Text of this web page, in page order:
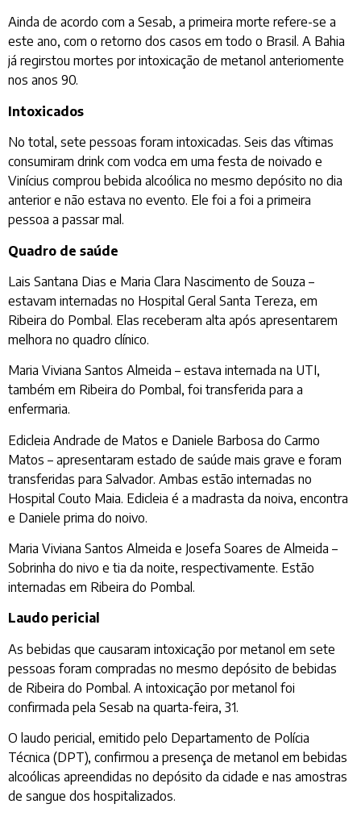
Ainda de acordo com a Sesab, a primeira morte refere-se a
este ano, com o retorno dos casos em todo o Brasil. A Bahia
já regirstou mortes por intoxicação de metanol anteriomente
nos anos 90.
Intoxicados
No total, sete pessoas foram intoxicadas. Seis das vítimas
consumiram drink com vodca em uma festa de noivado e
Vinícius comprou bebida alcoólica no mesmo depósito no dia
anterior e não estava no evento. Ele foi a foi a primeira
pessoa a passar mal.
Quadro de saúde
Lais Santana Dias e Maria Clara Nascimento de Souza –
estavam internadas no Hospital Geral Santa Tereza, em
Ribeira do Pombal. Elas receberam alta após apresentarem
melhora no quadro clínico.
Maria Viviana Santos Almeida – estava internada na UTI,
também em Ribeira do Pombal, foi transferida para a
enfermaria.
Edicleia Andrade de Matos e Daniele Barbosa do Carmo
Matos – apresentaram estado de saúde mais grave e foram
transferidas para Salvador. Ambas estão internadas no
Hospital Couto Maia. Edicleia é a madrasta da noiva, encontra
e Daniele prima do noivo.
Maria Viviana Santos Almeida e Josefa Soares de Almeida –
Sobrinha do nivo e tia da noite, respectivamente. Estão
internadas em Ribeira do Pombal.
Laudo pericial
As bebidas que causaram intoxicação por metanol em sete
pessoas foram compradas no mesmo depósito de bebidas
de Ribeira do Pombal. A intoxicação por metanol foi
confirmada pela Sesab na quarta-feira, 31.
O laudo pericial, emitido pelo Departamento de Polícia
Técnica (DPT), confirmou a presença de metanol em bebidas
alcoólicas apreendidas no depósito da cidade e nas amostras
de sangue dos hospitalizados.